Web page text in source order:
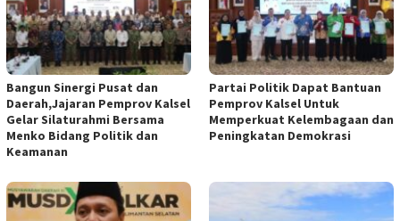
Bangun Sinergi Pusat dan
Daerah,Jajaran Pemprov Kalsel
Gelar Silaturahmi Bersama
Menko Bidang Politik dan
Keamanan
Partai Politik Dapat Bantuan
Pemprov Kalsel Untuk
Memperkuat Kelembagaan dan
Peningkatan Demokrasi